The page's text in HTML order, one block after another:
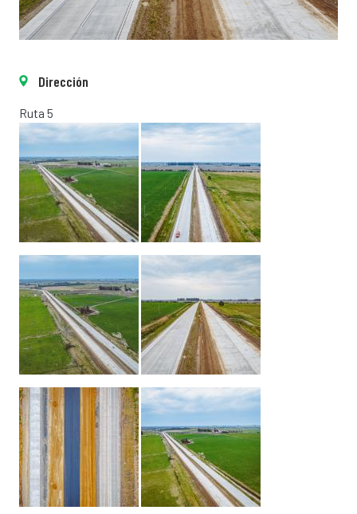
Dirección
Ruta 5